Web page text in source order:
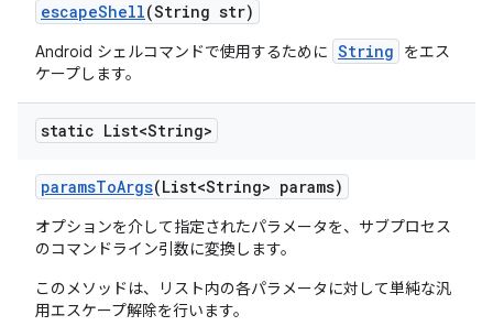
escapeShell(String str)
Android シェルコマンドで使用するために String
をエス
ケープします。
static List<String>
paramsToArgs(List<String> params)
オプションを介して指定されたパラメータを、サブプロセス
のコマンドライン引数に変換します。
このメソッドは、リスト内の各パラメータに対して単純な汎
用エスケープ解除を行います。